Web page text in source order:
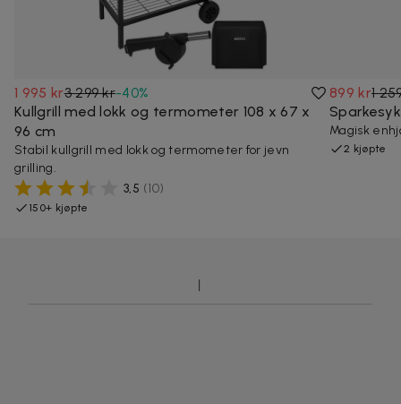
1 995 kr3 299 kr-40%
Kullgrill med lokk og termometer 108 x 67 x
96 cm
Stabil kullgrill med lokk og termometer for jevn
grilling.
3,5 (10)
150+ kjøpte
899 kr1
Magisk
2 kjøpte